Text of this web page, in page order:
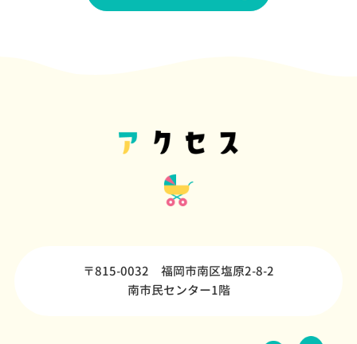
〒815-0032 福岡市南区塩原2-8-2
南市民センター1階